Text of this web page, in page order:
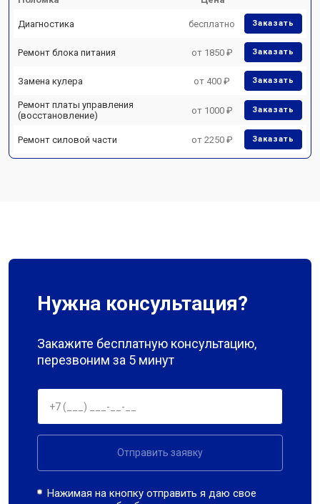
Диагностика бесплатно Заказать
Ремонт блока питания от 1850 ₽ Заказать
Замена кулера от 400 ₽ Заказать
Ремонт платы управления
(восстановление)
от 1000 ₽ Заказать
Ремонт силовой части от 2250 ₽ Заказать
Нужна консультация?
Закажите бесплатную консультацию,
перезвоним за 5 минут
Отправить заявку
Нажимая на кнопку отправить я даю свое